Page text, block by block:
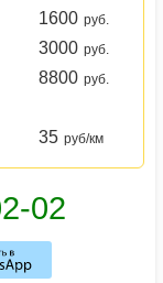
1600 руб.
3000 руб.
8800 руб.
35 руб/км